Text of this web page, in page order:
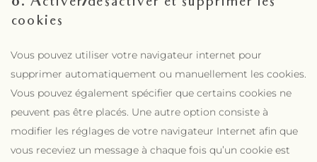
cookies
Vous pouvez utiliser votre navigateur internet pour
supprimer automatiquement ou manuellement les cookies.
Vous pouvez également spécifier que certains cookies ne
peuvent pas être placés. Une autre option consiste à
modifier les réglages de votre navigateur Internet afin que
vous receviez un message à chaque fois qu’un cookie est